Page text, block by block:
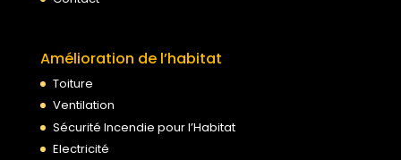
Amélioration de l’habitat
Toiture
Ventilation
Sécurité Incendie pour l’Habitat
Electricité